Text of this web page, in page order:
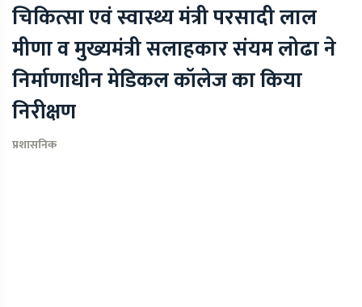
चिकित्सा एवं स्वास्थ्य मंत्री परसादी लाल
मीणा व मुख्यमंत्री सलाहकार संयम लोढा ने
निर्माणाधीन मेडिकल कॉलेज का किया
निरीक्षण
प्रशासनिक